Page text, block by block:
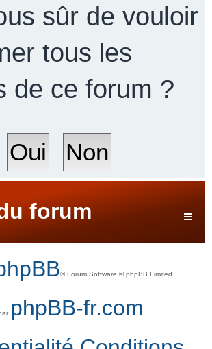
h
e
sûr de vouloir
tous les
de ce forum ?
forum
® Forum Software © phpBB Limited
phpBB-fr.com